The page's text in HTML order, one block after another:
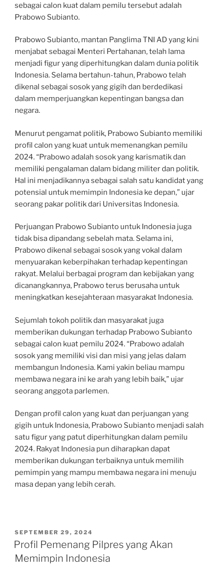
sebagai calon kuat dalam pemilu tersebut adalah
Prabowo Subianto.
Prabowo Subianto, mantan Panglima TNI AD yang kini
menjabat sebagai Menteri Pertahanan, telah lama
menjadi figur yang diperhitungkan dalam dunia politik
Indonesia. Selama bertahun-tahun, Prabowo telah
dikenal sebagai sosok yang gigih dan berdedikasi
dalam memperjuangkan kepentingan bangsa dan
negara.
Menurut pengamat politik, Prabowo Subianto memiliki
profil calon yang kuat untuk memenangkan pemilu
2024. “Prabowo adalah sosok yang karismatik dan
memiliki pengalaman dalam bidang militer dan politik.
Hal ini menjadikannya sebagai salah satu kandidat yang
potensial untuk memimpin Indonesia ke depan,” ujar
seorang pakar politik dari Universitas Indonesia.
Perjuangan Prabowo Subianto untuk Indonesia juga
tidak bisa dipandang sebelah mata. Selama ini,
Prabowo dikenal sebagai sosok yang vokal dalam
menyuarakan keberpihakan terhadap kepentingan
rakyat. Melalui berbagai program dan kebijakan yang
dicanangkannya, Prabowo terus berusaha untuk
meningkatkan kesejahteraan masyarakat Indonesia.
Sejumlah tokoh politik dan masyarakat juga
memberikan dukungan terhadap Prabowo Subianto
sebagai calon kuat pemilu 2024. “Prabowo adalah
sosok yang memiliki visi dan misi yang jelas dalam
membangun Indonesia. Kami yakin beliau mampu
membawa negara ini ke arah yang lebih baik,” ujar
seorang anggota parlemen.
Dengan profil calon yang kuat dan perjuangan yang
gigih untuk Indonesia, Prabowo Subianto menjadi salah
satu figur yang patut diperhitungkan dalam pemilu
2024. Rakyat Indonesia pun diharapkan dapat
memberikan dukungan terbaiknya untuk memilih
pemimpin yang mampu membawa negara ini menuju
masa depan yang lebih cerah.
POSTED
ON
SEPTEMBER 29, 2024
Profil Pemenang Pilpres yang Akan
Memimpin Indonesia